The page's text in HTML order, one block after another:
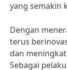
yang semakin
Dengan
terus
dan
Sebagai